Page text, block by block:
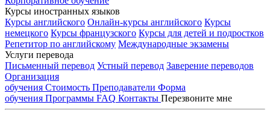
Курсы иностранных языков
Курсы английского Онлайн-курсы английского Курсы
немецкого Курсы французского Курсы для детей и подростков
Репетитор по английскому Международные экзамены
Услуги перевода
Письменный перевод Устный перевод Заверение переводов
Организация
обучения Стоимость Преподаватели Форма
обучения Программы FAQ Контакты Перезвоните мне